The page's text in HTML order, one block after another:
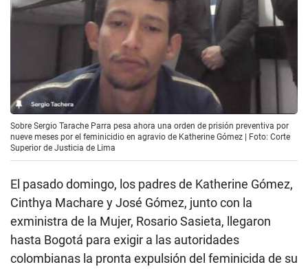
Sobre Sergio Tarache Parra pesa ahora una orden de prisión preventiva por
nueve meses por el feminicidio en agravio de Katherine Gómez | Foto: Corte
Superior de Justicia de Lima
El pasado domingo, los padres de Katherine Gómez,
Cinthya Machare y José Gómez, junto con la
exministra de la Mujer, Rosario Sasieta, llegaron
hasta Bogotá para exigir a las autoridades
colombianas la pronta expulsión del feminicida de su